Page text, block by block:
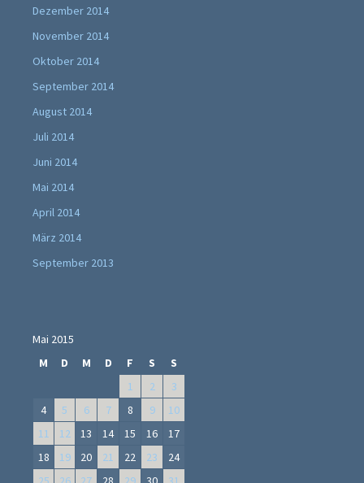
Dezember 2014
November 2014
Oktober 2014
September 2014
August 2014
Juli 2014
Juni 2014
Mai 2014
April 2014
März 2014
September 2013
Mai 2015
M
D M D F S
S
1
2
3
4
5 6 7 8 9
10
11
12 13 14 15 16
17
18
19 20 21 22 23
24